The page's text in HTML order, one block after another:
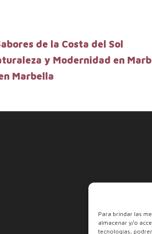
Para brindar las
almacenar y/o
tecnologías,
de la Costa del Sol
y Modernidad en
Marbella